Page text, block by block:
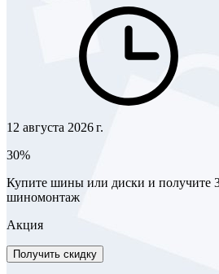
12 августа 2026 г.
30%
Купите шины или диски и получите
шиномонтаж
Акция
Получить скидку